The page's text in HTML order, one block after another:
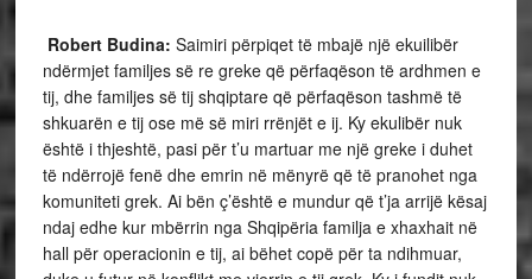
Robert Budina: Saimiri përpiqet të mbajë një ekuilibër
ndërmjet familjes së re greke që përfaqëson të ardhmen e
tij, dhe familjes së tij shqiptare që përfaqëson tashmë të
shkuarën e tij ose më së miri rrënjët e ij. Ky ekulibër nuk
është i thjeshtë, pasi për t’u martuar me një greke i duhet
të ndërrojë fenë dhe emrin në mënyrë që të pranohet nga
komuniteti grek. Ai bën ç’është e mundur që t’ja arrijë kësaj
ndaj edhe kur mbërrin nga Shqipëria familja e xhaxhait në
hall për operacionin e tij, ai bëhet copë për ta ndihmuar,